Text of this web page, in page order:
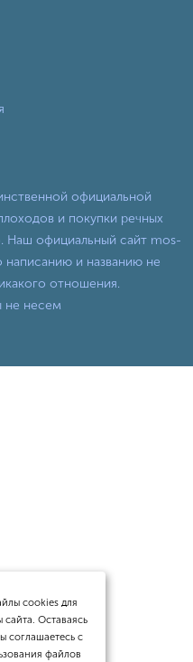
официальной
и покупки речных
Наш официальный сайт mos-
и названию не
отношения.
не несем
cookies для
Оставаясь
соглашаетесь с
файлов